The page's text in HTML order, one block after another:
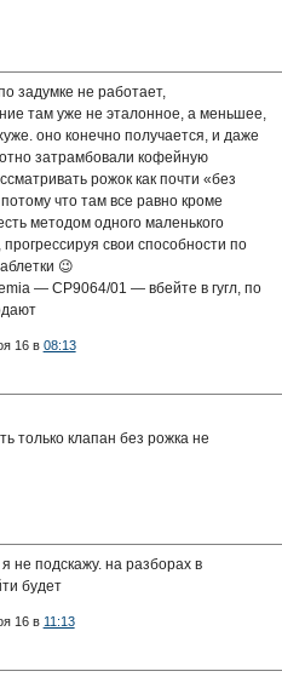
задумке не работает,
там уже не эталонное, а меньшее,
оно конечно получается, и даже
затрамбовали кофейную
рожок как почти «без
что там все равно кроме
методом одного маленького
свои способности по
😉
— CP9064/01 — вбейте в гугл, по
16 в 08:13
только клапан без рожка не
не подскажу. на разборах в
будет
16 в 11:13